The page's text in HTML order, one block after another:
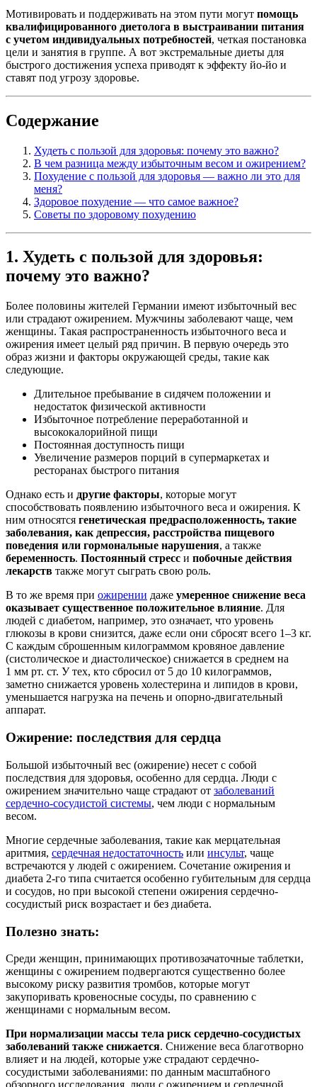
Мотивировать и поддерживать на этом пути могут помощь
квалифицированного диетолога в выстраивании питания
с учетом индивидуальных потребностей, четкая постановка
цели и занятия в группе. А вот экстремальные диеты для
быстрого достижения успеха приводят к эффекту йо-йо и
ставят под угрозу здоровье.
Содержание
Худеть с пользой для здоровья: почему это важно?
В чем разница между избыточным весом и ожирением?
Похудение с пользой для здоровья — важно ли это для
меня?
Здоровое похудение — что самое важное?
Советы по здоровому похудению
1. Худеть с пользой для здоровья:
почему это важно?
Более половины жителей Германии имеют избыточный вес
или страдают ожирением. Мужчины заболевают чаще, чем
женщины. Такая распространенность избыточного веса и
ожирения имеет целый ряд причин. В первую очередь это
образ жизни и факторы окружающей среды, такие как
следующие.
Длительное пребывание в сидячем положении и
недостаток физической активности
Избыточное потребление переработанной и
высококалорийной пищи
Постоянная доступность пищи
Увеличение размеров порций в супермаркетах и
ресторанах быстрого питания
Однако есть и другие факторы, которые могут
способствовать появлению избыточного веса и ожирения. К
ним относятся генетическая предрасположенность, такие
заболевания, как депрессия, расстройства пищевого
поведения или гормональные нарушения, а также
беременность. Постоянный стресс и побочные действия
лекарств также могут сыграть свою роль.
В то же время при ожирении даже умеренное снижение веса
оказывает существенное положительное влияние. Для
людей с диабетом, например, это означает, что уровень
глюкозы в крови снизится, даже если они сбросят всего 1–3 кг.
С каждым сброшенным килограммом кровяное давление
(систолическое и диастолическое) снижается в среднем на
1 мм рт. ст. У тех, кто сбросил от 5 до 10 килограммов,
заметно снижается уровень холестерина и липидов в крови,
уменьшается нагрузка на печень и опорно-двигательный
аппарат.
Ожирение: последствия для сердца
Большой избыточный вес (ожирение) несет с собой
последствия для здоровья, особенно для сердца. Люди с
ожирением значительно чаще страдают от заболеваний
сердечно-сосудистой системы, чем люди с нормальным
весом.
Многие сердечные заболевания, такие как мерцательная
аритмия, сердечная недостаточность или инсульт, чаще
встречаются у людей с ожирением. Сочетание ожирения и
диабета 2-го типа считается особенно губительным для сердца
и сосудов, но при высокой степени ожирения сердечно-
сосудистый риск возрастает и без диабета.
Полезно знать:
Среди женщин, принимающих противозачаточные таблетки,
женщины с ожирением подвергаются существенно более
высокому риску развития тромбов, которые могут
закупоривать кровеносные сосуды, по сравнению с
женщинами с нормальным весом.
При нормализации массы тела риск сердечно-сосудистых
заболеваний также снижается. Снижение веса благотворно
влияет и на людей, которые уже страдают сердечно-
сосудистыми заболеваниями: по данным масштабного